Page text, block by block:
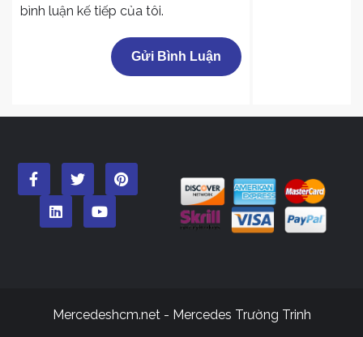
bình luận kế tiếp của tôi.
Mercedeshcm.net - Mercedes Trường Trinh